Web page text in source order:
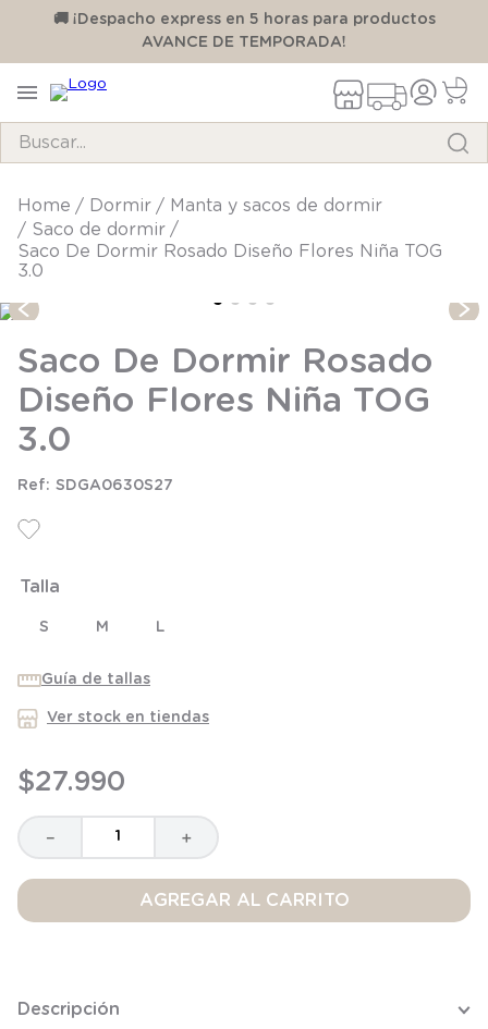
🚚 ¡Despacho express en 5 horas para productos
AVANCE DE TEMPORADA!
dormir
manta y sacos de dormir
saco de dormir
Saco De Dormir Rosado Diseño Flores Niña TOG
3.0
Saco De Dormir Rosado
Diseño Flores Niña TOG
3.0
SDGA0630S27
Talla
S M L
Guía de tallas
Ver stock en tiendas
$27.990
＋
－
AGREGAR AL CARRITO
Descripción
TÉRMINOS MÁS BUSCADOS
1.
pijama
2
4.
body
5 .
manta
.
10.